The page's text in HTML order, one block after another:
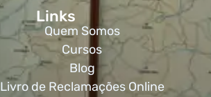
Links
Quem Somos
Cursos
Blog
Livro de Reclamações Online